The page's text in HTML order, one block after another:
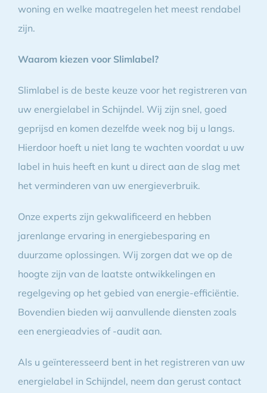
woning en welke maatregelen het meest rendabel
zijn.
Waarom kiezen voor Slimlabel?
Slimlabel is de beste keuze voor het registreren van
uw energielabel in Schijndel. Wij zijn snel, goed
geprijsd en komen dezelfde week nog bij u langs.
Hierdoor hoeft u niet lang te wachten voordat u uw
label in huis heeft en kunt u direct aan de slag met
het verminderen van uw energieverbruik.
Onze experts zijn gekwalificeerd en hebben
jarenlange ervaring in energiebesparing en
duurzame oplossingen. Wij zorgen dat we op de
hoogte zijn van de laatste ontwikkelingen en
regelgeving op het gebied van energie-efficiëntie.
Bovendien bieden wij aanvullende diensten zoals
een energieadvies of -audit aan.
Als u geïnteresseerd bent in het registreren van uw
energielabel in Schijndel, neem dan gerust contact